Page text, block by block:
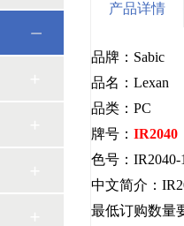
产品详情
品牌：Sabic
品名：Lexan
品类：PC
牌号： IR2040
色号：IR2040-
中文简介：
最低订购数量